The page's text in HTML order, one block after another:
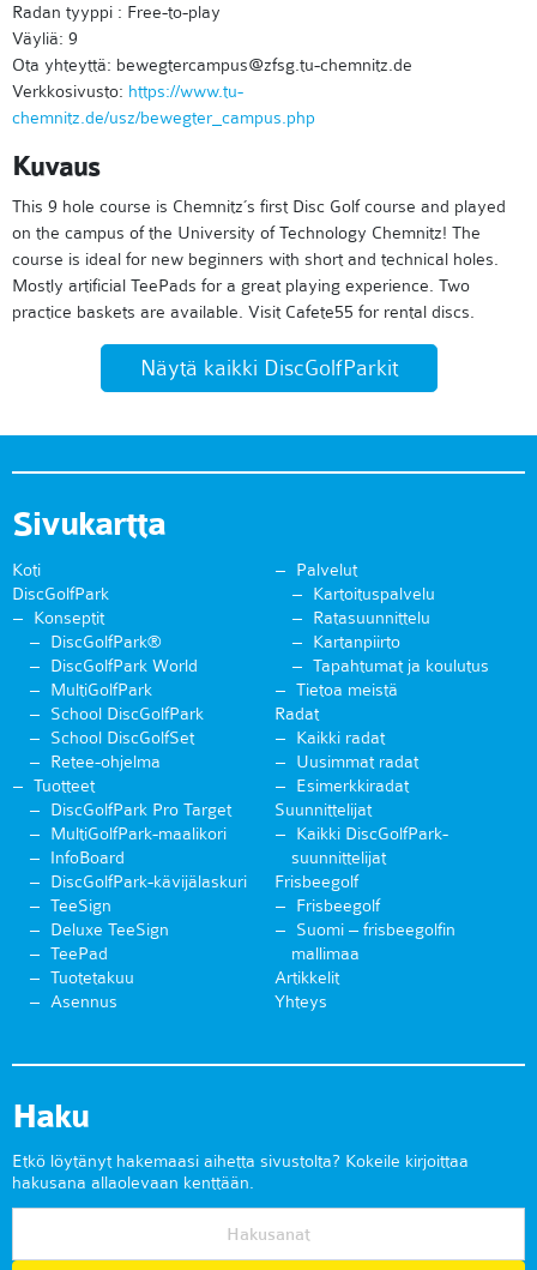
Radan tyyppi : Free-to-play
Väyliä: 9
Ota yhteyttä: bewegtercampus@zfsg.tu-chemnitz.de
Verkkosivusto: https://www.tu-
chemnitz.de/usz/bewegter_campus.php
Kuvaus
This 9 hole course is Chemnitz´s first Disc Golf course and played
on the campus of the University of Technology Chemnitz! The
course is ideal for new beginners with short and technical holes.
Mostly artificial TeePads for a great playing experience. Two
practice baskets are available. Visit Cafete55 for rental discs.
Näytä kaikki DiscGolfParkit
Sivukartta
Koti
DiscGolfPark
Konseptit
DiscGolfPark®
DiscGolfPark World
MultiGolfPark
School DiscGolfPark
School DiscGolfSet
Retee-ohjelma
Tuotteet
DiscGolfPark Pro Target
MultiGolfPark-maalikori
InfoBoard
DiscGolfPark-kävijälaskuri
TeeSign
Deluxe TeeSign
TeePad
Tuotetakuu
Asennus
Palvelut
Kartoituspalvelu
Ratasuunnittelu
Kartanpiirto
Tapahtumat ja koulutus
Tietoa meistä
Radat
Kaikki radat
Uusimmat radat
Esimerkkiradat
Suunnittelijat
Kaikki DiscGolfPark-
suunnittelijat
Frisbeegolf
Frisbeegolf
Suomi – frisbeegolfin
mallimaa
Artikkelit
Yhteys
Haku
Etkö löytänyt hakemaasi aihetta sivustolta? Kokeile kirjoittaa
hakusana allaolevaan kenttään.